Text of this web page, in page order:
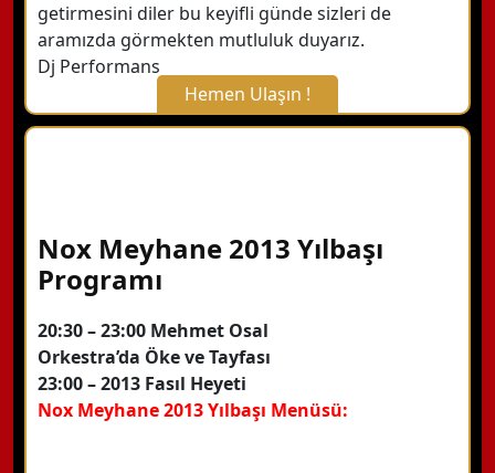
getirmesini diler bu keyifli günde sizleri de
aramızda görmekten mutluluk duyarız.
Dj Performans
Hemen Ulaşın !
X Kapat
Hemen Arayın
Detaylı Bilgi Alın
Nox Meyhane 2013 Yılbaşı
Programı
20:30 – 23:00 Mehmet Osal
Orkestra’da Öke ve Tayfası
23:00 – 2013 Fasıl Heyeti
Nox Meyhane 2013 Yılbaşı Menüsü: